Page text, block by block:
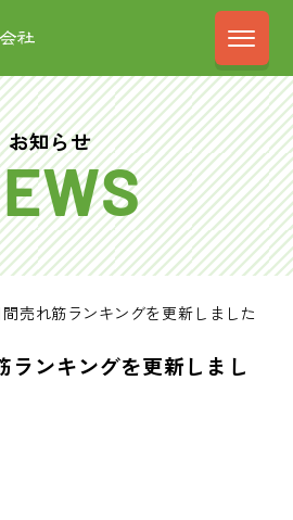
前田木材株式
お知らせ
売れ筋ランキングを更新しました
ランキングを更新しまし